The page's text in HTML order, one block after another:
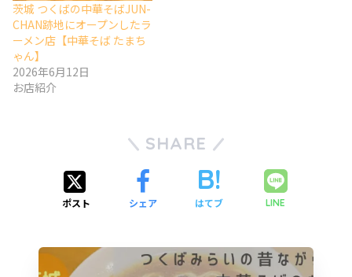
茨城 つくばの中華そばJUN-
CHAN跡地にオープンしたラ
ーメン店【中華そば たまち
ゃん】
2026年6月12日
お店紹介
SHARE
ポスト シェア はてブ LINE